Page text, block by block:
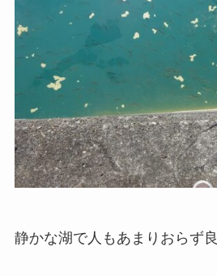
静かな湖で人もあまりおらず